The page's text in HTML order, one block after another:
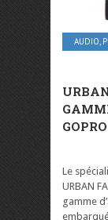
AUDIO,
Le
URBAN
gamme